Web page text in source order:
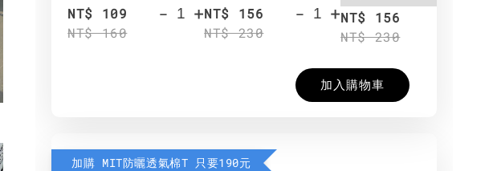
NT$ 109
NT$ 160
- +NT$ 156
NT$ 230
- +NT$ 156
NT$ 230
加入購物車
加購 MIT防曬透氣棉T 只要190元